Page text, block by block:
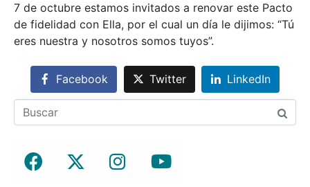
7 de octubre estamos invitados a renovar este Pacto
de fidelidad con Ella, por el cual un día le dijimos: “Tú
eres nuestra y nosotros somos tuyos”.
Facebook Twitter LinkedIn